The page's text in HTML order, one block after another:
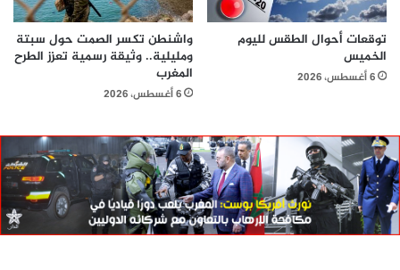
توقعات أحوال الطقس لليوم
الخميس
6 أغسطس، 2026
واشنطن تكسر الصمت حول سبتة
ومليلية.. وثيقة رسمية تعزز الطرح
المغرب
6 أغسطس، 2026